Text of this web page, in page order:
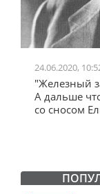
24.06.2020,
"Железный
А дальше
со сносом